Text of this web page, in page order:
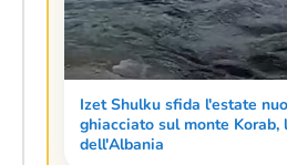
Izet Shulku sfida l'estate
ghiacciato sul monte
dell'Albania